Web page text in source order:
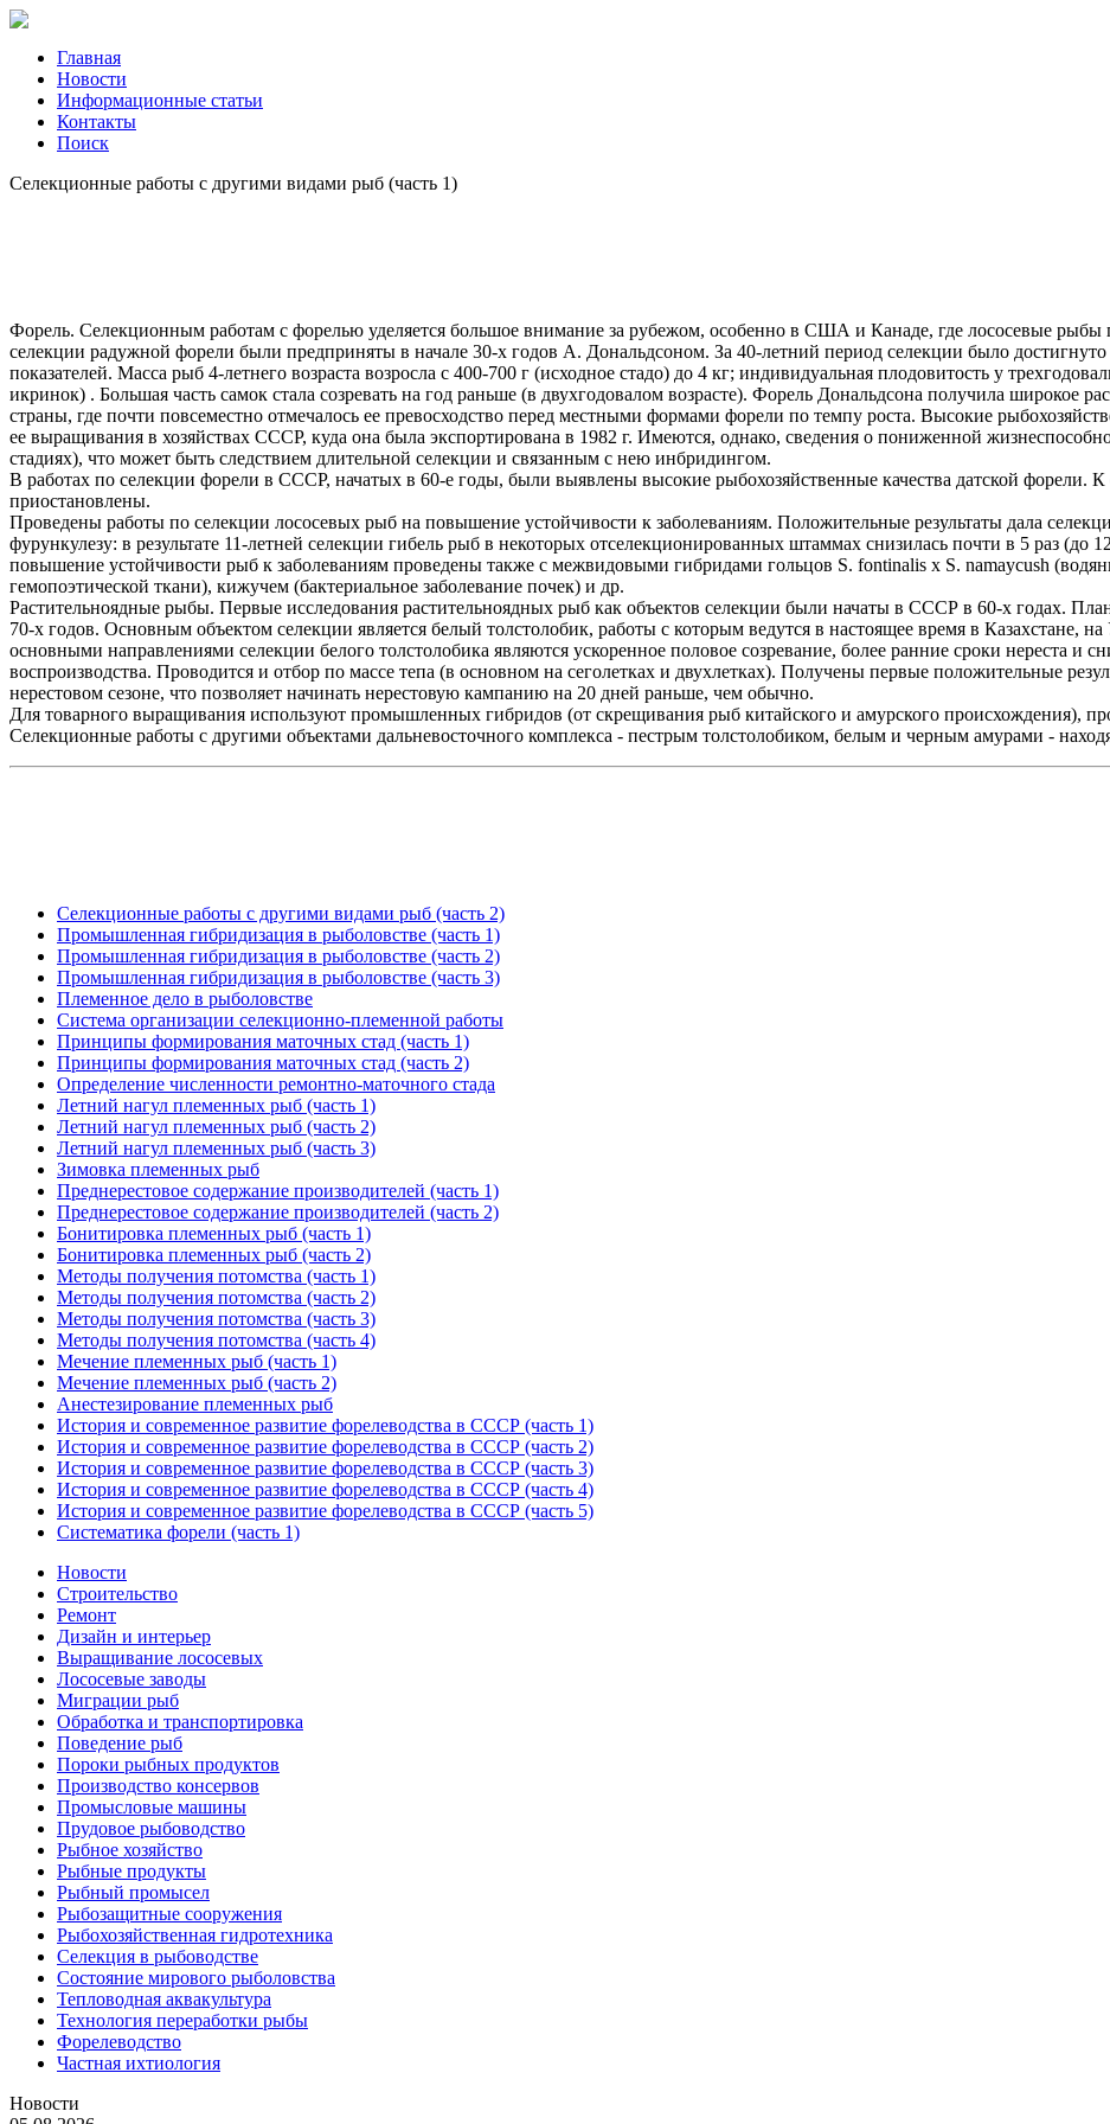
Главная
Новости
Информационные статьи
Контакты
Поиск
Селекционные работы с другими видами рыб (часть 1)
Форель. Селекционным работам с форелью уделяется большое внимание за рубежом, особенно в США и Канаде, где лососевые
селекции радужной форели были предприняты в начале 30-х годов А. Дональдсоном. За 40-летний период селекции было
показателей. Масса рыб 4-летнего возраста возросла с 400-700 г (исходное стадо) до 4 кг; индивидуальная плодовитость у
икринок) . Большая часть самок стала созревать на год раньше (в двухгодовалом возрасте). Форель Дональдсона получила широкое
страны, где почти повсеместно отмечалось ее превосходство перед местными формами форели по темпу роста. Высокие
ее выращивания в хозяйствах СССР, куда она была экспортирована в 1982 г. Имеются, однако, сведения о пониженной
стадиях), что может быть следствием длительной селекции и связанным с нею инбридингом.
В работах по селекции форели в СССР, начатых в 60-е годы, были выявлены высокие рыбохозяйственные качества датской
приостановлены.
Проведены работы по селекции лососевых рыб на повышение устойчивости к заболеваниям. Положительные результаты дала
фурункулезу: в результате 11-летней селекции гибель рыб в некоторых отселекционированных штаммах снизилась почти в 5 раз
повышение устойчивости рыб к заболеваниям проведены также с межвидовыми гибридами гольцов S. fontinalis х S. namaycush
гемопоэтической ткани), кижучем (бактериальное заболевание почек) и др.
Растительноядные рыбы. Первые исследования растительноядных рыб как объектов селекции были начаты в СССР в 60-х годах.
70-х годов. Основным объектом селекции является белый толстолобик, работы с которым ведутся в настоящее время в Казахстане,
основными направлениями селекции белого толстолобика являются ускоренное половое созревание, более ранние сроки нереста и
воспроизводства. Проводится и отбор по массе тепа (в основном на сеголетках и двухлетках). Получены первые положительные
нерестовом сезоне, что позволяет начинать нерестовую кампанию на 20 дней раньше, чем обычно.
Для товарного выращивания используют промышленных гибридов (от скрещивания рыб китайского и амурского происхождения),
Селекционные работы с другими объектами дальневосточного комплекса - пестрым толстолобиком, белым и черным амурами -
Селекционные работы с другими видами рыб (часть 2)
Промышленная гибридизация в рыболовстве (часть 1)
Промышленная гибридизация в рыболовстве (часть 2)
Промышленная гибридизация в рыболовстве (часть 3)
Племенное дело в рыболовстве
Система организации селекционно-племенной работы
Принципы формирования маточных стад (часть 1)
Принципы формирования маточных стад (часть 2)
Определение численности ремонтно-маточного стада
Летний нагул племенных рыб (часть 1)
Летний нагул племенных рыб (часть 2)
Летний нагул племенных рыб (часть 3)
Зимовка племенных рыб
Преднерестовое содержание производителей (часть 1)
Преднерестовое содержание производителей (часть 2)
Бонитировка племенных рыб (часть 1)
Бонитировка племенных рыб (часть 2)
Методы получения потомства (часть 1)
Методы получения потомства (часть 2)
Методы получения потомства (часть 3)
Методы получения потомства (часть 4)
Мечение племенных рыб (часть 1)
Мечение племенных рыб (часть 2)
Анестезирование племенных рыб
История и современное развитие форелеводства в СССР (часть 1)
История и современное развитие форелеводства в СССР (часть 2)
История и современное развитие форелеводства в СССР (часть 3)
История и современное развитие форелеводства в СССР (часть 4)
История и современное развитие форелеводства в СССР (часть 5)
Систематика форели (часть 1)
Новости
Строительство
Ремонт
Дизайн и интерьер
Выращивание лососевых
Лососевые заводы
Миграции рыб
Обработка и транспортировка
Поведение рыб
Пороки рыбных продуктов
Производство консервов
Промысловые машины
Прудовое рыбоводство
Рыбное хозяйство
Рыбные продукты
Рыбный промысел
Рыбозащитные сооружения
Рыбохозяйственная гидротехника
Селекция в рыбоводстве
Состояние мирового рыболовства
Тепловодная аквакультура
Технология переработки рыбы
Форелеводство
Частная ихтиология
Новости